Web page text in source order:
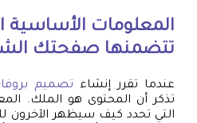
المعلومات الأساسية
تتضمنها صفحتك
عندما تقرر إنشاء تصميم
تذكر أن المحتوى هو الملك.
التي تحدد كيف سيظهر الآخرون